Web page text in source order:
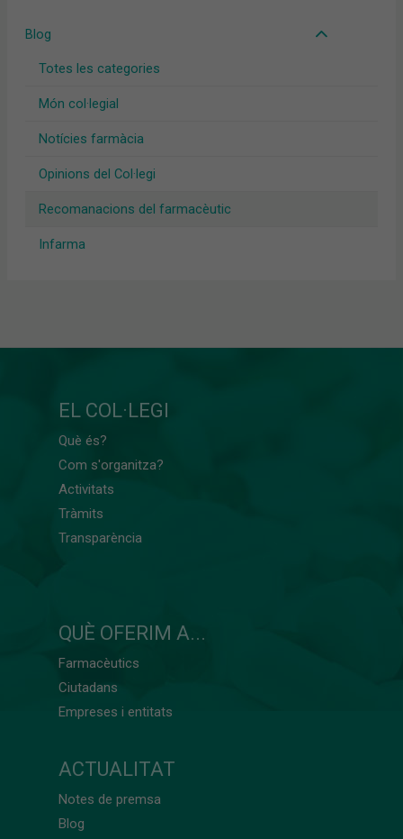
Blog
Totes les categories
Món col·legial
Notícies farmàcia
Opinions del Col·legi
Recomanacions del farmacèutic
Infarma
EL COL·LEGI
Què és?
Com s'organitza?
Activitats
Tràmits
Transparència
QUÈ OFERIM A...
Farmacèutics
Ciutadans
Empreses i entitats
ACTUALITAT
Notes de premsa
Blog